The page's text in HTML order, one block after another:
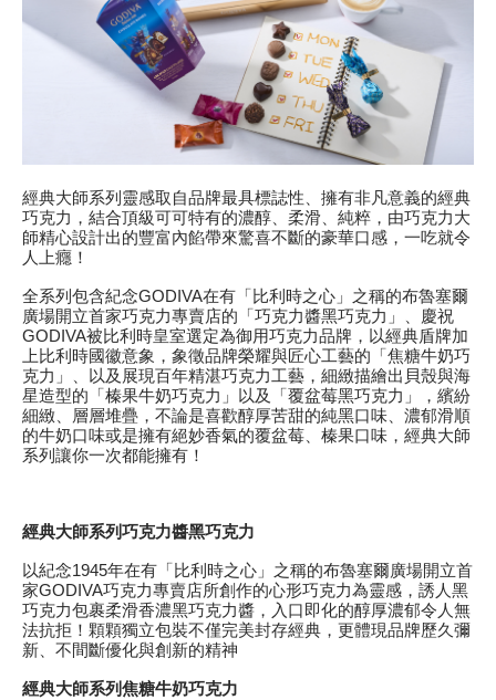
經典大師系列靈感取自品牌最具標誌性、擁有非凡意義的經典
巧克力，結合頂級可可特有的濃醇、柔滑、純粹，由巧克力大
師精心設計出的豐富內餡帶來驚喜不斷的豪華口感，一吃就令
人上癮！
全系列包含紀念GODIVA在有「比利時之心」之稱的布魯塞爾
廣場開立首家巧克力專賣店的「巧克力醬黑巧克力」、慶祝
GODIVA被比利時皇室選定為御用巧克力品牌，以經典盾牌加
上比利時國徽意象，象徵品牌榮耀與匠心工藝的「焦糖牛奶巧
克力」、以及展現百年精湛巧克力工藝，細緻描繪出貝殼與海
星造型的「榛果牛奶巧克力」以及「覆盆莓黑巧克力」，繽紛
細緻、層層堆疊，不論是喜歡醇厚苦甜的純黑口味、濃郁滑順
的牛奶口味或是擁有絕妙香氣的覆盆莓、榛果口味，經典大師
系列讓你一次都能擁有！
經典大師系列巧克力醬黑巧克力
以紀念1945年在有「比利時之心」之稱的布魯塞爾廣場開立首
家GODIVA巧克力專賣店所創作的心形巧克力為靈感，誘人黑
巧克力包裹柔滑香濃黑巧克力醬，入口即化的醇厚濃郁令人無
法抗拒！顆顆獨立包裝不僅完美封存經典，更體現品牌歷久彌
新、不間斷優化與創新的精神
經典大師系列焦糖牛奶巧克力